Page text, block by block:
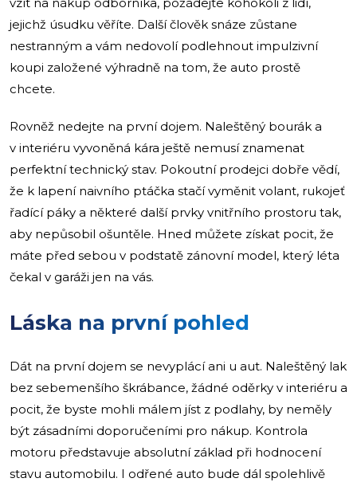
jejichž úsudku věříte. Další člověk snáze zůstane
nestranným a vám nedovolí podlehnout impulzivní
koupi založené výhradně na tom, že auto prostě
chcete.
Rovněž nedejte na první dojem. Naleštěný bourák a
v interiéru vyvoněná kára ještě nemusí znamenat
perfektní technický stav. Pokoutní prodejci dobře vědí,
že k lapení naivního ptáčka stačí vyměnit volant, rukojeť
řadící páky a některé další prvky vnitřního prostoru tak,
aby nepůsobil ošuntěle. Hned můžete získat pocit, že
máte před sebou v podstatě zánovní model, který léta
čekal v garáži jen na vás.
Láska na první pohled
Dát na první dojem se nevyplácí ani u aut. Naleštěný lak
bez sebemenšího škrábance, žádné oděrky v interiéru a
pocit, že byste mohli málem jíst z podlahy, by neměly
být zásadními doporučeními pro nákup. Kontrola
motoru představuje absolutní základ při hodnocení
stavu automobilu. I odřené auto bude dál spolehlivě